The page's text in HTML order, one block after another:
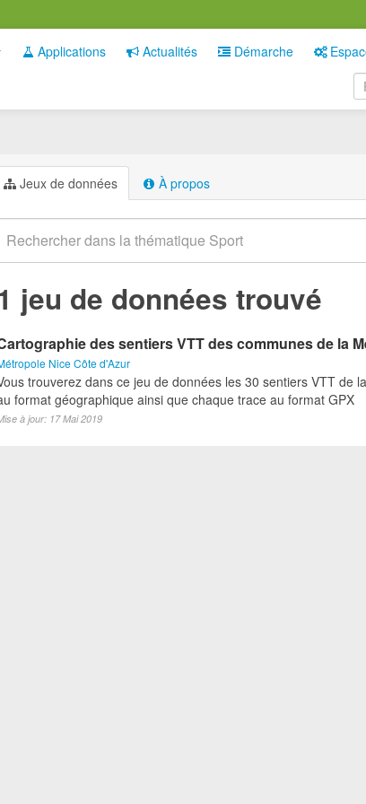
Applications Actualités Démarche
Jeux de données À propos
jeu de données trouvé
des sentiers VTT des communes de la
Nice Côte d'Azur
trouverez dans ce jeu de données les 30 sentiers VTT de
format géographique ainsi que chaque trace au format GPX
à jour: 17 Mai 2019